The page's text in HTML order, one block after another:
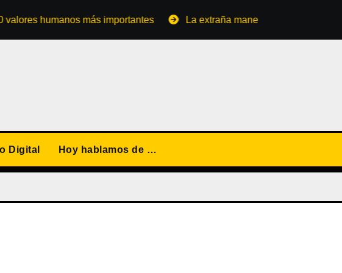
humanos más importantes La extraña manera de convertirse en familia
Digital Hoy hablamos de …